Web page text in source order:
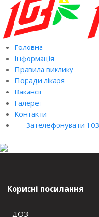
Головна
Інформація
Правила виклику
Поради лікаря
Вакансії
Галереї
Контакти
Зателефонувати 103
Корисні посилання
ДОЗ